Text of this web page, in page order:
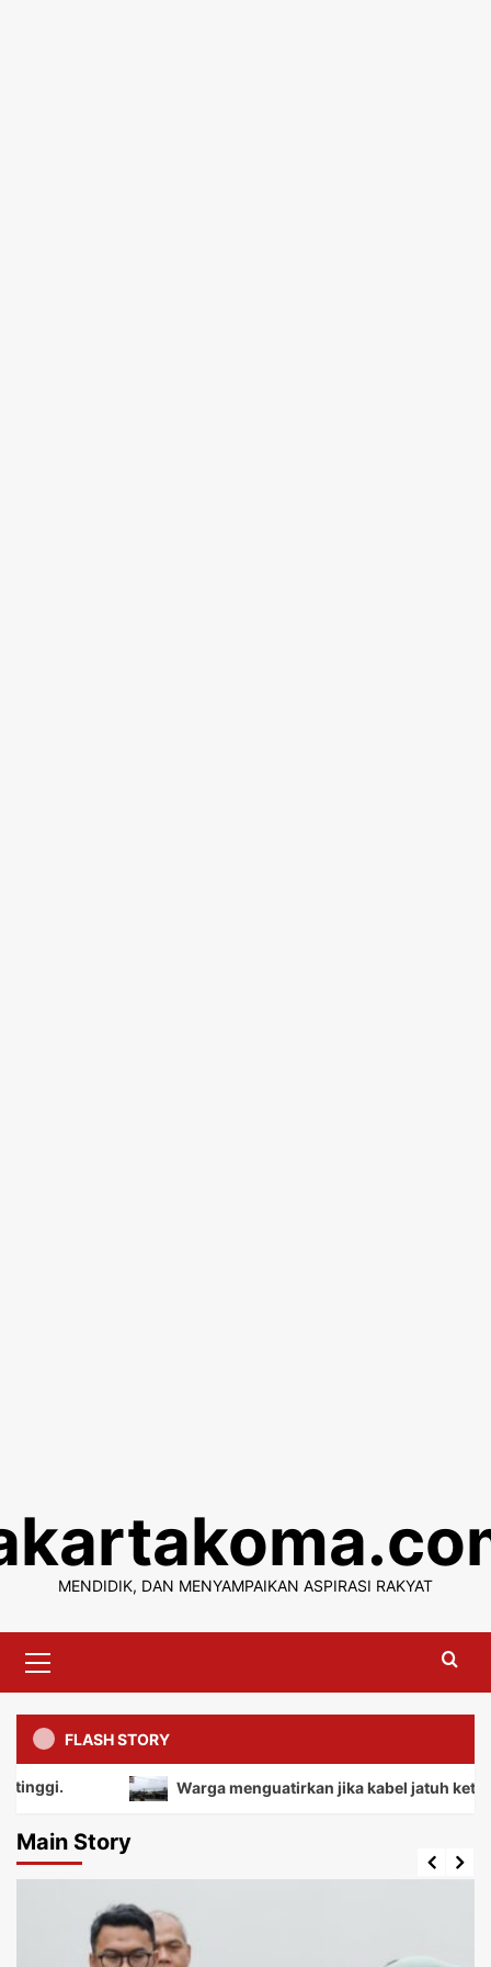
content
MENDIDIK, DAN MENYAMPAIKAN ASPIRASI RAKYAT
Menu
FLASH STORY
Warga menguatirkan jika kabel jatuh ketanah,
Main Story